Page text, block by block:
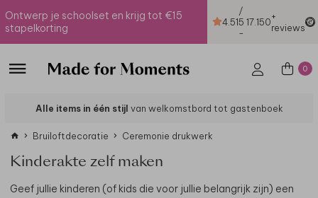
Ontwerp je schoolset en krijg tot €15
stapelkorting
4.51
/
5
-
17.150+
reviews
0
Alle items in één stijl van welkomstbord tot gastenboek
Bruiloftdecoratie Ceremonie drukwerk
Kinderakte zelf maken
Geef jullie kinderen (of kids die voor jullie belangrijk zijn) een